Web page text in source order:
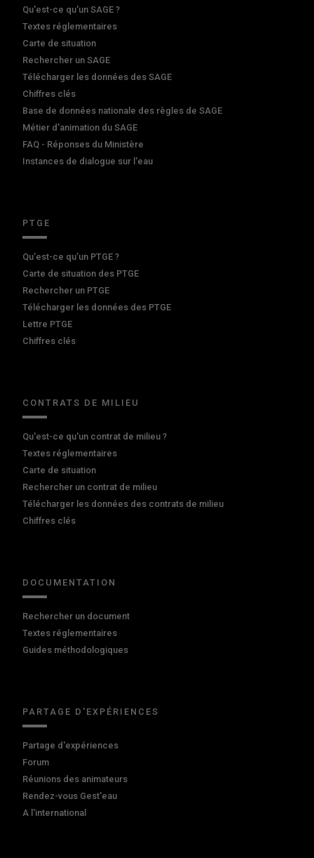
Qu'est-ce qu'un SAGE ?
Textes réglementaires
Carte de situation
Rechercher un SAGE
Télécharger les données des SAGE
Chiffres clés
Base de données nationale des règles de SAGE
Métier d'animation du SAGE
FAQ - Réponses du Ministère
Instances de dialogue sur l'eau
PTGE
Qu’est-ce qu’un PTGE ?
Carte de situation des PTGE
Rechercher un PTGE
Télécharger les données des PTGE
Lettre PTGE
Chiffres clés
CONTRATS DE MILIEU
Qu'est-ce qu'un contrat de milieu ?
Textes réglementaires
Carte de situation
Rechercher un contrat de milieu
Télécharger les données des contrats de milieu
Chiffres clés
DOCUMENTATION
Rechercher un document
Textes réglementaires
Guides méthodologiques
PARTAGE D'EXPÉRIENCES
Partage d'expériences
Forum
Réunions des animateurs
Rendez-vous Gest'eau
A l'international